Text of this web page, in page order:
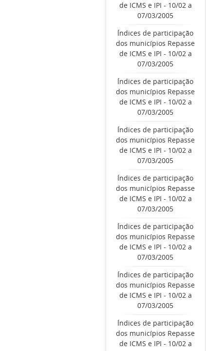
de ICMS e IPI - 10/02 a
07/03/2005
Índices de participação
dos municípios Repasse
de ICMS e IPI - 10/02 a
07/03/2005
Índices de participação
dos municípios Repasse
de ICMS e IPI - 10/02 a
07/03/2005
Índices de participação
dos municípios Repasse
de ICMS e IPI - 10/02 a
07/03/2005
Índices de participação
dos municípios Repasse
de ICMS e IPI - 10/02 a
07/03/2005
Índices de participação
dos municípios Repasse
de ICMS e IPI - 10/02 a
07/03/2005
Índices de participação
dos municípios Repasse
de ICMS e IPI - 10/02 a
07/03/2005
Índices de participação
dos municípios Repasse
de ICMS e IPI - 10/02 a